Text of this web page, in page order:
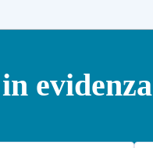
evidenza